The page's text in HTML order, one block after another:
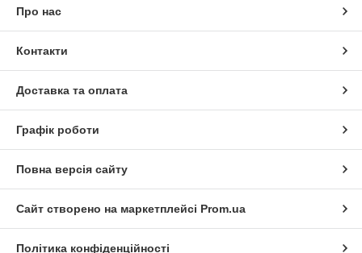
Про нас
Контакти
Доставка та оплата
Графік роботи
Повна версія сайту
Сайт створено на маркетплейсі Prom.ua
Політика конфіденційності